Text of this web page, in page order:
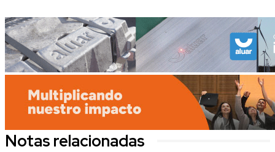
Notas relacionadas